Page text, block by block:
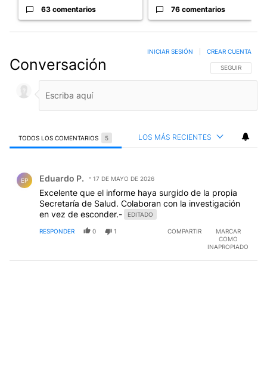
63 comentarios 76 comentarios
Conversación SIGA ESTA
SEGUIR
INICIAR SESIÓN CREAR CUENTA
TODOS LOS COMENTARIOS 5 LOS MÁS RECIENTES
EP Eduardo P. 17 DE MAYO DE 2026
Excelente que el informe haya surgido de la propia
Secretaría de Salud. Colaboran con la investigación
en vez de esconder.-
EDITADO
RESPONDER 0 1 COMPARTIR
MARCAR
COMO
INAPROPIADO